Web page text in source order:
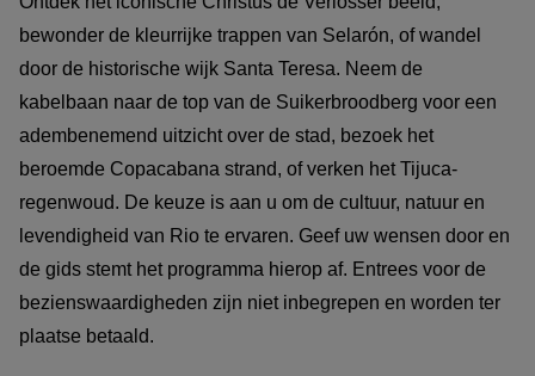
bewonder de kleurrijke trappen van Selarón, of wandel
door de historische wijk Santa Teresa. Neem de
kabelbaan naar de top van de Suikerbroodberg voor een
adembenemend uitzicht over de stad, bezoek het
beroemde Copacabana strand, of verken het Tijuca-
regenwoud. De keuze is aan u om de cultuur, natuur en
levendigheid van Rio te ervaren. Geef uw wensen door en
de gids stemt het programma hierop af. Entrees voor de
bezienswaardigheden zijn niet inbegrepen en worden ter
plaatse betaald.